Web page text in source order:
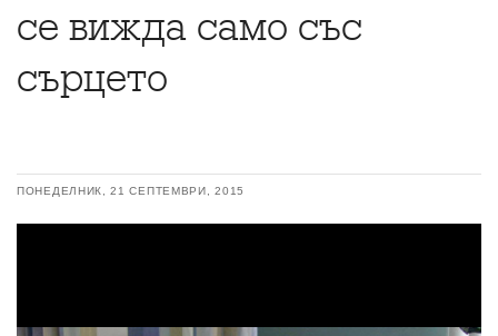
се вижда само със
сърцето
ПОНЕДЕЛНИК, 21 СЕПТЕМВРИ, 2015